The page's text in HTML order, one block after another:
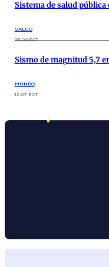
Sistema de salud
SALUD
08:00 ECT
Sismo de magnitud 5,7
MUNDO
12:07 ECT